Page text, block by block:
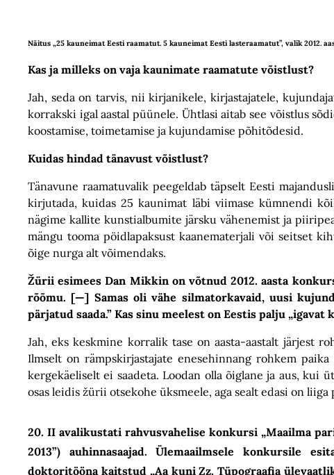
Näitus „25 kauneimat Eesti raamatut. 5 kauneimat Eesti lasteraamatut”, valik 2012.
Kas ja milleks on vaja kaunimate raamatute võistlust?
Jah, seda on tarvis, nii kirjanikele, kirjastajatele,
korrakski igal aastal püünele. Ühtlasi aitab see võistlus
koostamise, toimetamise ja kujundamise põhitõdesid.
Kuidas hindad tänavust võistlust?
Tänavune raamatuvalik peegeldab täpselt Eesti
kirjutada, kuidas 25 kaunimat läbi viimase kümnendi
nägime kallite kunstialbumite järsku vähenemist ja
mängu tooma pöidlapaksust kaanematerjali või seitset
õige nurga alt võimendaks.
Žürii esimees Dan Mikkin on võtnud 2012. aasta
rõõmu. [—] Samas oli vähe silmatorkavaid, uusi
pärjatud saada.” Kas sinu meelest on Eestis palju
Jah, eks keskmine korralik tase on aasta-aastalt järjest
Ilmselt on rämpskirjastajate enesehinnang rohkem
kergekäeliselt ei saadeta. Loodan olla õiglane ja aus, kui
osas leidis žürii otsekohe üksmeele, aga sealt edasi on
20. II avalikustati rahvusvahelise konkursi „Maailma
2013”) auhinnasaajad. Ülemaailmsele konkursile
doktoritööna kaitstud „Aa kuni Zz. Tüpograafia